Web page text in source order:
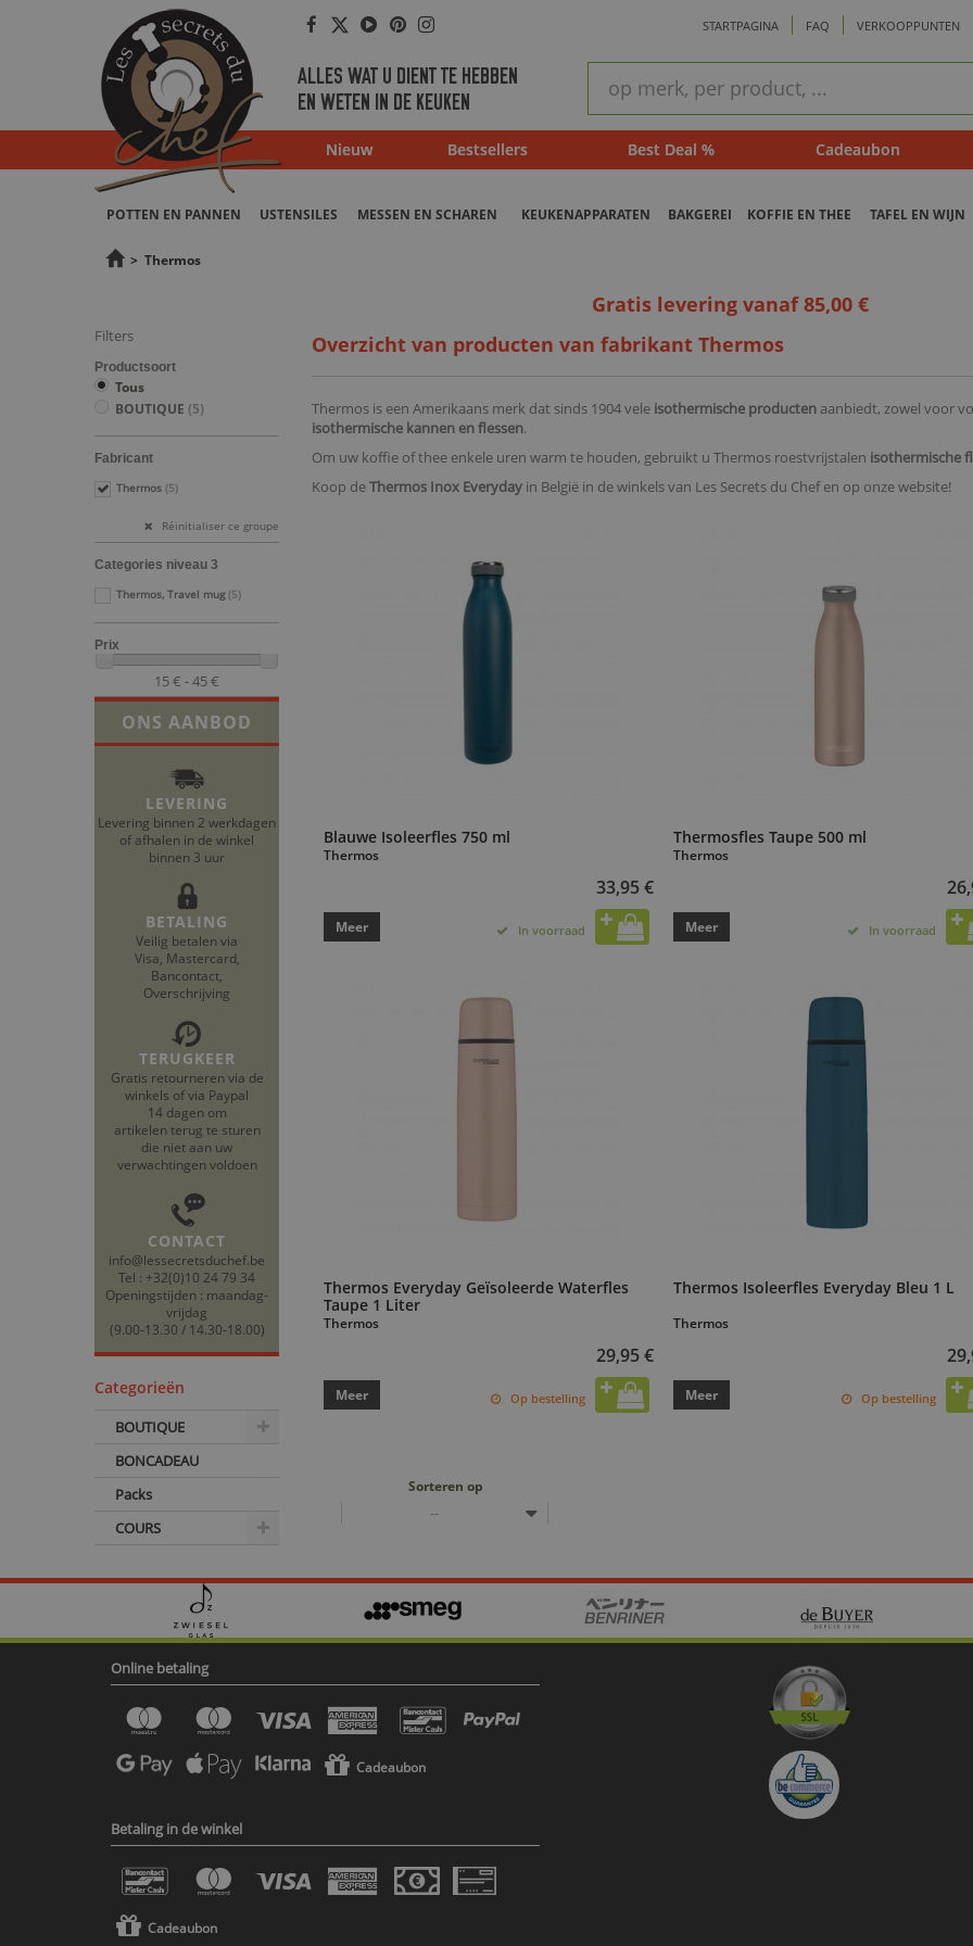
Facebook
Twitter
Youtube
Pinterest
Instagram STARTPAGINA FAQ VERKOOPPUNTEN
ALLES WAT U DIENT TE HEBBEN
EN WETEN IN DE KEUKEN
zoeken
Nieuw Bestsellers Best Deal % Cadeaubon
POTTEN EN PANNEN USTENSILES MESSEN EN SCHAREN KEUKENAPPARATEN BAKGEREI KOFFIE EN THEE TAFEL EN WIJN
> Thermos
Gratis levering vanaf 85,00 €
Filters
Productsoort
Tous
BOUTIQUE (5)
Fabricant
Thermos (5)
Réinitialiser ce groupe
Categories niveau 3
Thermos, Travel mug (5)
Prix
15 € - 45 €
ONS AANBOD
LEVERING
Levering binnen 2 werkdagen
of afhalen in de winkel
binnen 3 uur
BETALING
Veilig betalen via
Visa, Mastercard,
Bancontact,
Overschrijving
TERUGKEER
Gratis retourneren via de
winkels of via Paypal
14 dagen om
artikelen terug te sturen
die niet aan uw
verwachtingen voldoen
CONTACT
info@lessecretsduchef.be
Tel : +32(0)10 24 79 34
Openingstijden : maandag-
vrijdag
(9.00-13.30 / 14.30-18.00)
Categorieën
BOUTIQUE
BONCADEAU
Packs
COURS
Overzicht van producten van fabrikant Thermos
Thermos is een Amerikaans merk dat sinds 1904 vele isothermische producten aanbiedt, zowel voor
isothermische kannen en flessen.
Om uw koffie of thee enkele uren warm te houden, gebruikt u Thermos roestvrijstalen isothermische
Koop deThermos Inox Everyday in België in de winkels van Les Secrets du Chef en op onze website!
Blauwe Isoleerfles 750 ml
Thermos
33,95 €
Meer In voorraad
Thermosfles Taupe 500 ml
Thermos
Meer In voorraad
Thermos Everyday Geïsoleerde Waterfles
Taupe 1 Liter
Thermos
29,95 €
Meer Op bestelling
Thermos Isoleerfles Everyday Bleu 1 L
Thermos
Meer Op bestelling
Sorteren op
--
Online betaling
Cadeaubon
Betaling in de winkel
Cadeaubon